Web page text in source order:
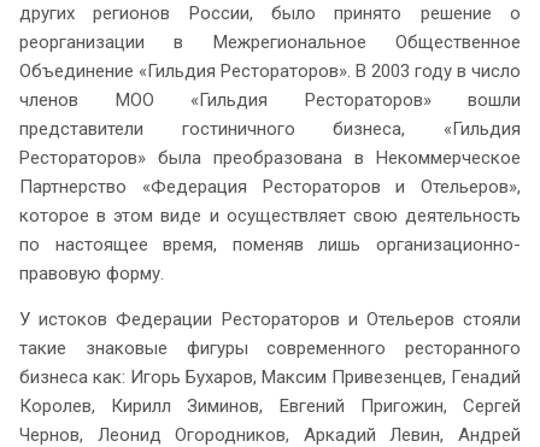
других регионов России, было принято решение о
реорганизации в Межрегиональное Общественное
Объединение «Гильдия Рестораторов». В 2003 году в число
членов МОО «Гильдия Рестораторов» вошли
представители гостиничного бизнеса, «Гильдия
Рестораторов» была преобразована в Некоммерческое
Партнерство «Федерация Рестораторов и Отельеров»,
которое в этом виде и осуществляет свою деятельность
по настоящее время, поменяв лишь организационно-
правовую форму.
У истоков Федерации Рестораторов и Отельеров стояли
такие знаковые фигуры современного ресторанного
бизнеса как: Игорь Бухаров, Максим Привезенцев, Генадий
Королев, Кирилл Зиминов, Евгений Пригожин, Сергей
Чернов, Леонид Огородников, Аркадий Левин, Андрей